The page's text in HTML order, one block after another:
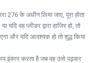
276 के अधीन लिया जाए, पूरा होता
वह प्लीडर द्वारा हाजिर हो, तो
और यदि आवश्यक हो तो शुद्ध किया
इंकार करता है जब वह उसे पढ़कर